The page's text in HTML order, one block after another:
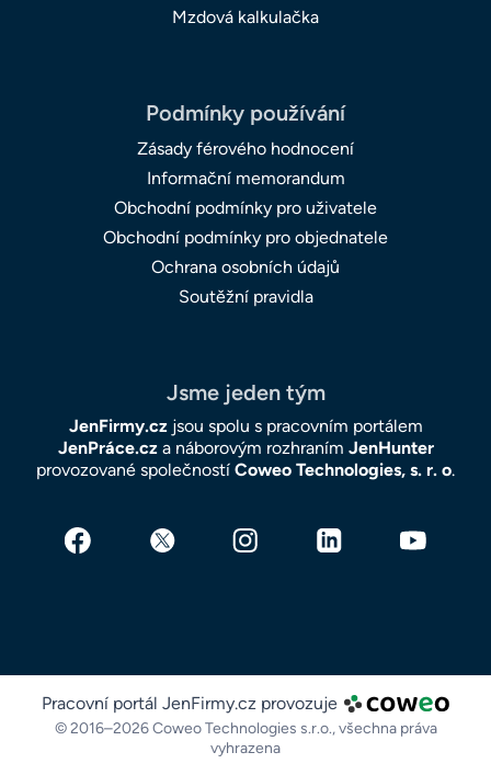
Mzdová kalkulačka
Podmínky používání
Zásady férového hodnocení
Informační memorandum
Obchodní podmínky pro uživatele
Obchodní podmínky pro objednatele
Ochrana osobních údajů
Soutěžní pravidla
Jsme jeden tým
JenFirmy.czjsou spolu s pracovním portálem
JenPráce.cza náborovým rozhraním JenHunter
provozované společností Coweo Technologies, s. r. o.
Pracovní portál JenFirmy.cz provozuje
© 2016–2026 Coweo Technologies s.r.o.,všechna práva
vyhrazena